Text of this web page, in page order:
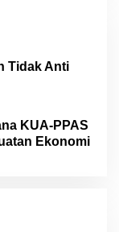
Tidak Anti
KUA-PPAS
Ekonomi